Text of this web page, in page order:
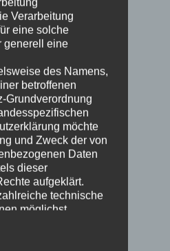
Verarbeitung
eine solche
generell eine
des Namens,
betroffenen
Grundverordnung
möchte
und Zweck der von
Daten
dieser
aufgeklärt.
technische
möglichst
können